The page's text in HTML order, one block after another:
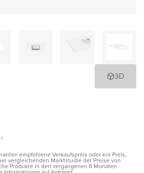
3D
empfohlene Verkaufspreis oder ein Preis,
vergleichenden Marktstudie der Preise von
Produkte in den vergangenen 6 Monaten